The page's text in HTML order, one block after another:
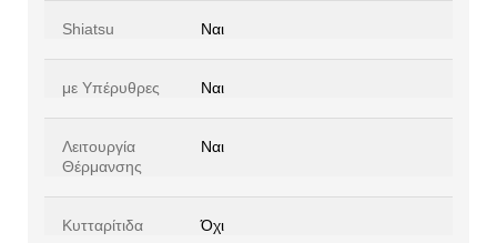
Shiatsu Ναι
με Υπέρυθρες Ναι
Λειτουργία
Θέρμανσης
Ναι
Κυτταρίτιδα Όχι